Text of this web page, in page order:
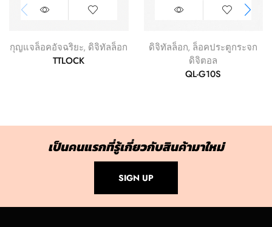
กุญแจล็อคอัจฉริยะ, ดิจิทัลล็อก
TTLOCK
ดิจิทัลล็อก, ล็อคประตูกระจก
ดิจิตอล
QL-G10S
เป็นคนแรกที่รู้เกี่ยวกับสินค้ามาใหม่
SIGN UP